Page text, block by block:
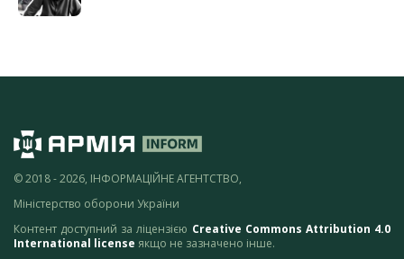
© 2018 - 2026, ІНФОРМАЦІЙНЕ АГЕНТСТВО,
Міністерство оборони України
Контент доступний за ліцензією Creative Commons Attribution 4.0
International license якщо не зазначено інше.